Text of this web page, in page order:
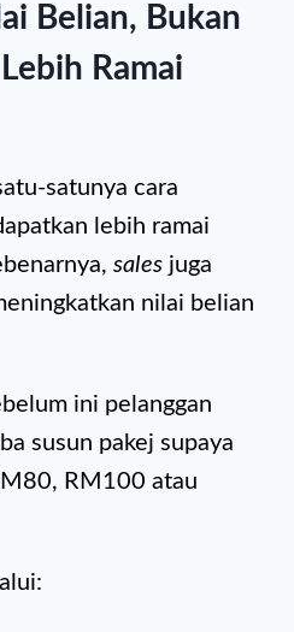
Belian, Bukan
Ramai
satunya cara
lebih ramai
sales juga
nilai belian
ini pelanggan
susun pakej supaya
RM100 atau